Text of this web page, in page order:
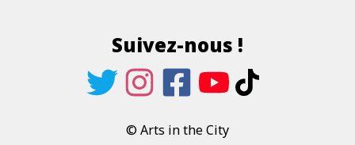
Suivez-nous !
© Arts in the City